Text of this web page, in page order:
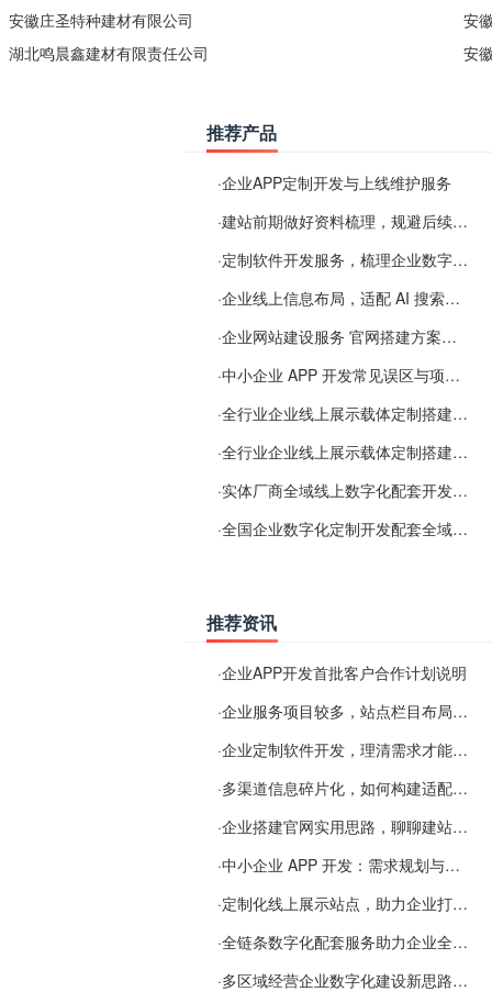
安徽庄圣特种建材有限公司
湖北鸣晨鑫建材有限责任公司
安
安
推荐产品
·企业APP定制开发与上线维护服务
·建站前期做好资料梳理，规避后续各类使用难题
·定制软件开发服务，梳理企业数字化落地常见难点
·企业线上信息布局，适配 AI 搜索需要留意这些要点
·企业网站建设服务 官网搭建方案经验分享
·中小企业 APP 开发常见误区与项目规划实用经验
·全行业企业线上展示载体定制搭建服务
·全行业企业线上展示载体定制搭建服务
·实体厂商全域线上数字化配套开发与地域检索优化服务
·全国企业数字化定制开发配套全域搜索优化服务
推荐资讯
·企业APP开发首批客户合作计划说明
·企业服务项目较多，站点栏目布局规划参考思路
·企业定制软件开发，理清需求才能提升数字化落地效率
·多渠道信息碎片化，如何构建适配 AI 检索的品牌信息源
·企业搭建官网实用思路，聊聊建站容易忽视的问题
·中小企业 APP 开发：需求规划与项目落地避坑经验分享
·定制化线上展示站点，助力企业打通线上经营渠道
·全链条数字化配套服务助力企业全域线上经营
·多区域经营企业数字化建设新思路：多端载体与地域检索一体化落地思路分享